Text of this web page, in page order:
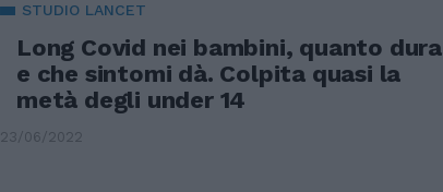
STUDIO LANCET
Long Covid nei bambini, quanto dura
e che sintomi dà. Colpita quasi la
metà degli under 14
23/06/2022